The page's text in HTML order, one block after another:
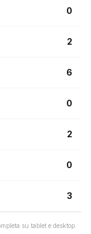
0
2
6
0
2
0
3
su tablet e desktop.